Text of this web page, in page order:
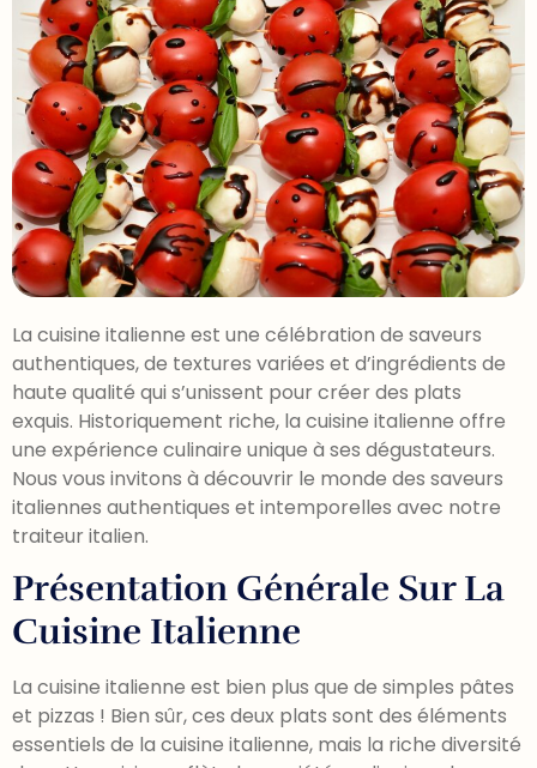
La cuisine italienne est une célébration de saveurs
authentiques, de textures variées et d’ingrédients de
haute qualité qui s’unissent pour créer des plats
exquis. Historiquement riche, la cuisine italienne offre
une expérience culinaire unique à ses dégustateurs.
Nous vous invitons à découvrir le monde des saveurs
italiennes authentiques et intemporelles avec notre
traiteur italien.
Présentation Générale Sur La
Cuisine Italienne
La cuisine italienne est bien plus que de simples pâtes
et pizzas ! Bien sûr, ces deux plats sont des éléments
essentiels de la cuisine italienne, mais la riche diversité